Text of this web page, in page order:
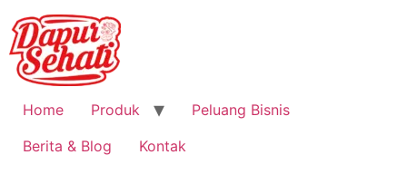
Home Produk
Peluang Bisnis
Berita & Blog
Kontak